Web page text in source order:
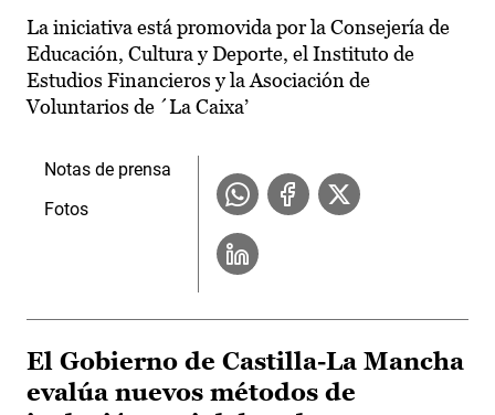
La iniciativa está promovida por la Consejería de
Educación, Cultura y Deporte, el Instituto de
Estudios Financieros y la Asociación de
Voluntarios de ´La Caixa’
Notas de prensa
Fotos
El Gobierno de Castilla-La Mancha
evalúa nuevos métodos de